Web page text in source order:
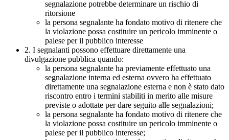
segnalazione potrebbe determinare un rischio di
ritorsione
la persona segnalante ha fondato motivo di ritenere che
la violazione possa costituire un pericolo imminente o
palese per il pubblico interesse
2. I segnalanti possono effettuare direttamente una
divulgazione pubblica quando:
la persona segnalante ha previamente effettuato una
segnalazione interna ed esterna ovvero ha effettuato
direttamente una segnalazione esterna e non è stato dato
riscontro entro i termini stabiliti in merito alle misure
previste o adottate per dare seguito alle segnalazioni;
la persona segnalante ha fondato motivo di ritenere che
la violazione possa costituire un pericolo imminente o
palese per il pubblico interesse;